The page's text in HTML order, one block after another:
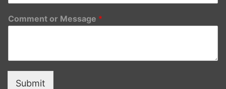
Comment or Message *
Submit